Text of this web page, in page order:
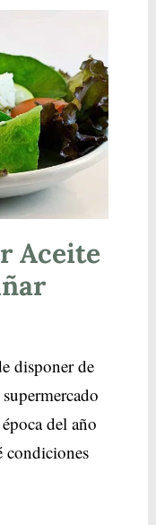
Aceite
disponer de
del año
condiciones